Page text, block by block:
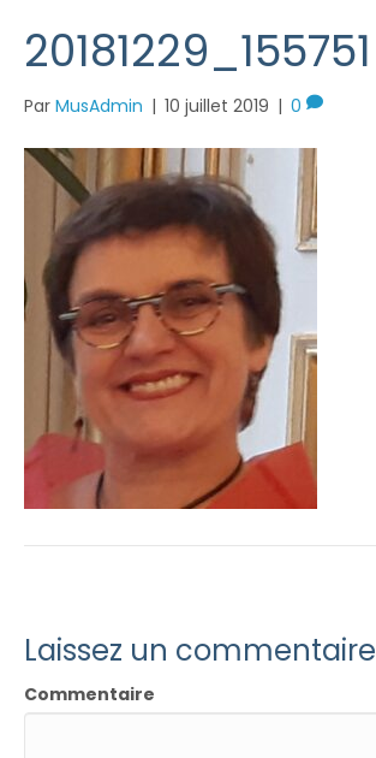
20181229_155751
Par MusAdmin | 10 juillet 2019 | 0
Laissez un commentaire
Commentaire